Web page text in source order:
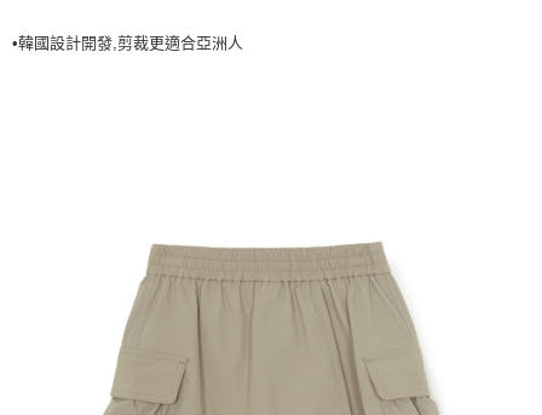
每筆NT$60，滿NT$499(含以上)免運費
•韓國設計開發,剪裁更適合亞洲人